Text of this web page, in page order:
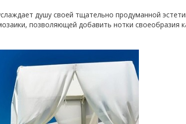
душу своей тщательно продуманной
позволяющей добавить нотки своеобразия